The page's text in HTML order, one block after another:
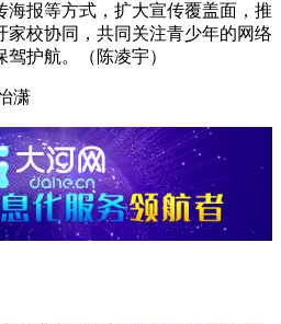
海报等方式，扩大宣传覆盖面，推
家校协同，共同关注青少年的网络
护航。（陈凌宇）
潇